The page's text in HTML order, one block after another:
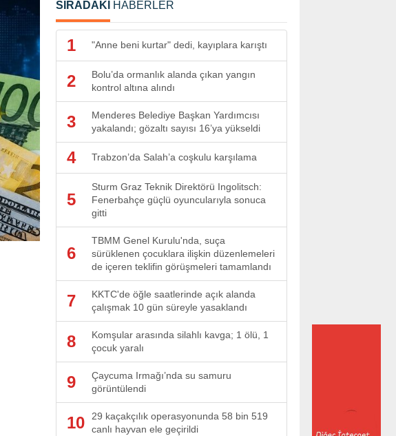
SIRADAKİ HABERLER
1 "Anne beni kurtar" dedi, kayıplara karıştı
2
Bolu’da ormanlık alanda çıkan yangın
kontrol altına alındı
3
Menderes Belediye Başkan Yardımcısı
yakalandı; gözaltı sayısı 16’ya yükseldi
4 Trabzon’da Salah’a coşkulu karşılama
5
Sturm Graz Teknik Direktörü Ingolitsch:
Fenerbahçe güçlü oyuncularıyla sonuca
gitti
6
TBMM Genel Kurulu'nda, suça
sürüklenen çocuklara ilişkin düzenlemeleri
de içeren teklifin görüşmeleri tamamlandı
7
KKTC'de öğle saatlerinde açık alanda
çalışmak 10 gün süreyle yasaklandı
8
Komşular arasında silahlı kavga; 1 ölü, 1
çocuk yaralı
9
Çaycuma Irmağı’nda su samuru
görüntülendi
10
29 kaçakçılık operasyonunda 58 bin 519
canlı hayvan ele geçirildi